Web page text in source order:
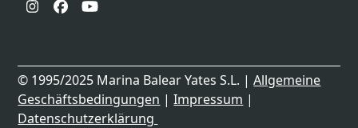
Instagram
Facebook
YouTube
© 1995/2025 Marina Balear Yates S.L. |Allgemeine
Geschäftsbedingungen |Impressum |
Datenschutzerklärung